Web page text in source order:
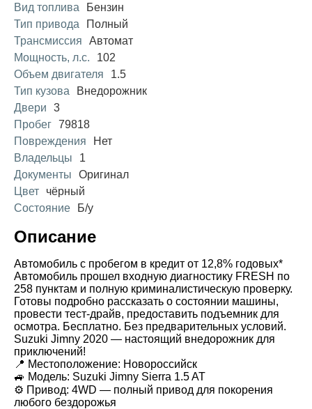
Вид топлива
Бензин
Тип привода
Полный
Трансмиссия
Автомат
Мощность, л.с.
102
Объем двигателя
1.5
Тип кузова
Внедорожник
Двери
3
Пробег 79818
Повреждения
Нет
Владельцы
1
Документы
Оригинал
Цвет
чёрный
Состояние
Б/у
Описание
Автомобиль с пробегом в кредит от 12,8% годовых*
Автомобиль прошел входную диагностику FRESH по
258 пунктам и полную криминалистическую проверку.
Готовы подробно рассказать о состоянии машины,
провести тест-драйв, предоставить подъемник для
осмотра. Бесплатно. Без предварительных условий.
Suzuki Jimny 2020 — настоящий внедорожник для
приключений!
📍 Местоположение: Новороссийск
🚙 Модель: Suzuki Jimny Sierra 1.5 AT
⚙️ Привод: 4WD — полный привод для покорения
любого бездорожья